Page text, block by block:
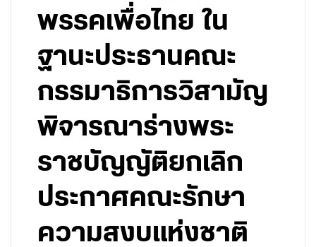
พรรคเพื่อไทย ใน
ฐานะประธานคณะ
กรรมาธิการวิสามัญ
พิจารณาร่างพระ
ราชบัญญัติยกเลิก
ประกาศคณะรักษา
ความสงบแห่งชาติ